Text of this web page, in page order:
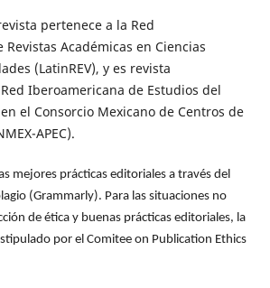
pertenece a la Red
Académicas en Ciencias
(LatinREV), y es revista
Iberoamericana de Estudios del
el Consorcio Mexicano de Centros de
APEC).
mejores prácticas editoriales a través del
(Grammarly). Para las situaciones no
de ética y buenas prácticas editoriales, la
por el Comitee on Publication Ethics